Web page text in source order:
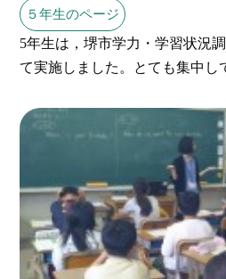
５年生のページ
5年生は，堺市学力・学習状況
て実施しました。とても集中し